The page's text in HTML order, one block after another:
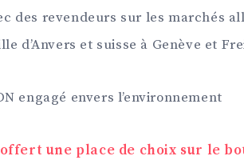
des revendeurs sur les marchés
d’Anvers et suisse à Genève et
engagé envers l’environnement
une place de choix sur le